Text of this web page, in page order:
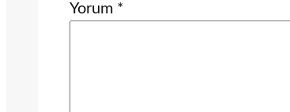
Yorum *